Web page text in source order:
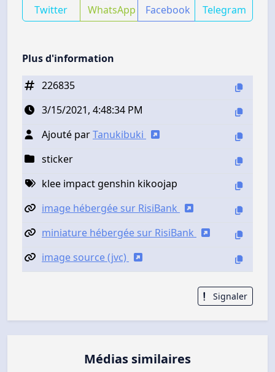
Twitter WhatsApp Facebook Telegram
Plus d'information
226835
3/15/2021, 4:48:34 PM
Ajouté parTanukibuki
sticker
klee impact genshin kikoojap
image hébergée sur RisiBank
miniature hébergée sur RisiBank
image source (jvc)
Signaler
Médias similaires